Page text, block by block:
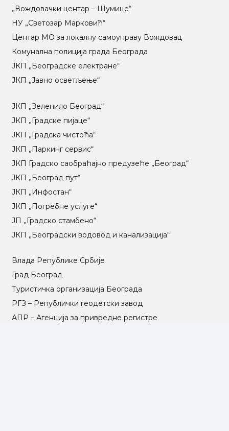
„Вождовачки центар – Шумице“
НУ „Светозар Марковић“
Центар МO за локалну самоуправу Вождовац
Комунална полиција града Београда
ЈКП „Београдске електране“
ЈКП „Јавно осветљење“
ЈКП „Зеленило Београд“
ЈКП „Градске пијаце“
ЈКП „Градска чистоћа“
ЈКП „Паркинг сервис“
ЈКП Градско саобраћајно предузеће „Београд“
ЈКП „Београд пут“
ЈКП „Инфостан“
ЈКП „Погребне услуге“
ЈП „Градско стамбено“
ЈКП „Београдски водовод и канализација“
Влада Републике Србије
Град Београд
Туристичка организација Београда
РГЗ – Републички геодетски завод
АПР – Агенција за привредне регистре